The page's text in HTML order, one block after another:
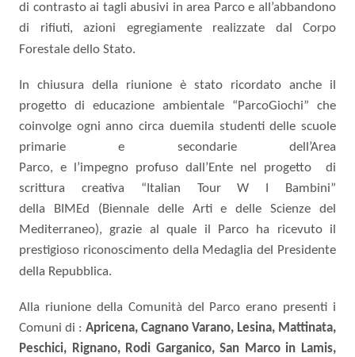
di contrasto ai tagli abusivi in area Parco e all’abbandono
di rifiuti, azioni egregiamente realizzate dal Corpo
Forestale dello Stato.
In chiusura della riunione è stato ricordato anche
il
progetto di
educazione ambientale “ParcoGiochi” che
coinvolge ogni anno circa duemila studenti delle scuole
primarie e secondarie dell’Area
Parco, e l’impegno profuso dall’Ente nel progetto
di
scrittura creativa “ Italian
Tour W I Bambini”
della
BIMEd (Biennale delle Arti e delle Scienze
del
Mediterraneo), grazie al quale il Parco ha ricevuto il
prestigioso riconoscimento della Medaglia del Presidente
della Repubblica.
Alla riunione della Comunità del Parco erano presenti i
Comuni di : Apricena, Cagnano Varano, Lesina, Mattinata,
Peschici, Rignano, Rodi Garganico, San Marco in Lamis,